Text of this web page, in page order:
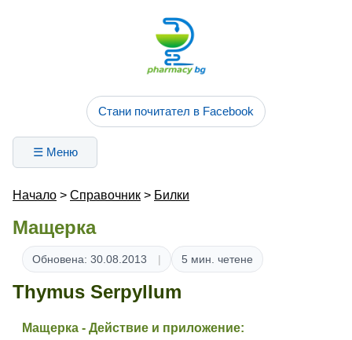
Стани почитател в Facebook
☰ Меню
Начало > Справочник > Билки
Мащерка
Обновена: 30.08.2013 5 мин. четене
Thymus Serpyllum
Мащерка - Действие и приложение: